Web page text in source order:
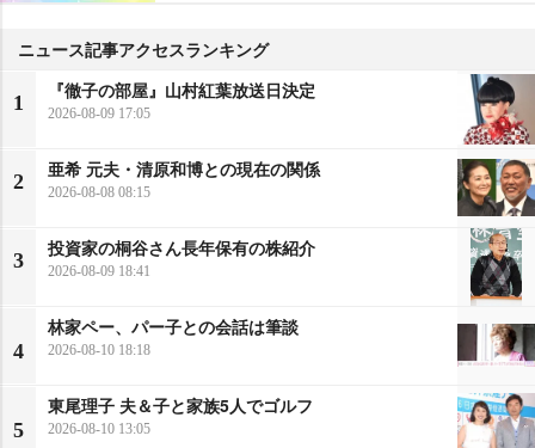
ニュース記事アクセスランキング
1
『徹子の部屋』山村紅葉放送日決定
2026-08-09 17:05
2
亜希 元夫・清原和博との現在の関係
2026-08-08 08:15
3
投資家の桐谷さん長年保有の株紹介
2026-08-09 18:41
4
林家ペー、パー子との会話は筆談
2026-08-10 18:18
5
東尾理子 夫＆子と家族5人でゴルフ
2026-08-10 13:05